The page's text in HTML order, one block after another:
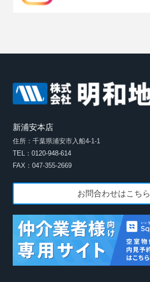
新浦安本店
住所：千葉県浦安市入船4-1-1
TEL：0120-948-614
FAX：047-355-2669
お問合わせはこちら